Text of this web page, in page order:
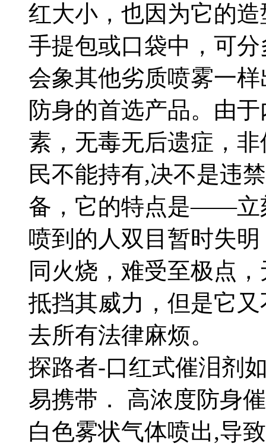
红大小，也因为它的
手提包或口袋中，可
会象其他劣质喷雾一
防身的首选产品。由
素，无毒无后遗症，
民不能持有,决不是违
备，它的特点是——立
喷到的人双目暂时失
同火烧，难受至极点
抵挡其威力，但是它
去所有法律麻烦。
探路者-口红式催泪剂
易携带． 高浓度防身
白色雾状气体喷出,导